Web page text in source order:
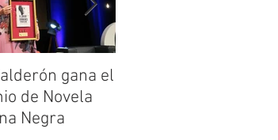
gana el
de Novela
Negra